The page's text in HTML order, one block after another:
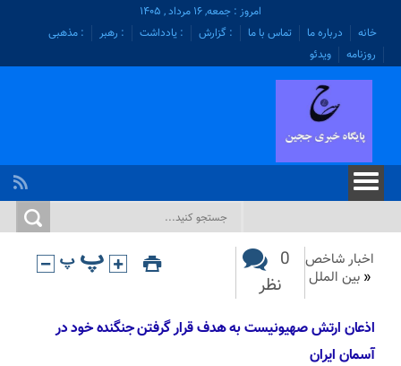
امروز : جمعه, ۱۶ مرداد , ۱۴۰۵
خانه
درباره ما تماس با ما : گزارش : یادداشت : رهبر
: مذهبی
روزنامه
ویدئو
اخبار شاخص
« بین الملل
0
نظر
اذعان ارتش صهیونیست به هدف قرار گرفتن جنگنده خود در
آسمان ایران